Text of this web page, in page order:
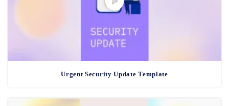
Urgent Security Update Template